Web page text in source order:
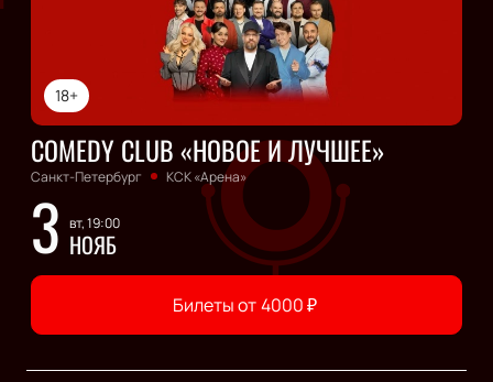
18+
COMEDY CLUB «НОВОЕ И ЛУЧШЕЕ»
Санкт-Петербург КСК «Арена»
3 вт, 19:00
НОЯБ
Билеты от 4000₽